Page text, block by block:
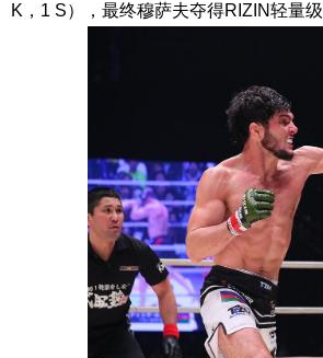
K，1 S），最终穆萨夫夺得RIZIN轻量级